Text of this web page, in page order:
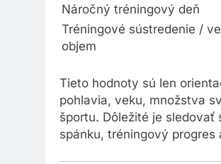
Náročný tréningový deň
Tréningové sústredenie /
objem
Tieto hodnoty sú len
pohlavia, veku, množstva
športu. Dôležité je
spánku, tréningový